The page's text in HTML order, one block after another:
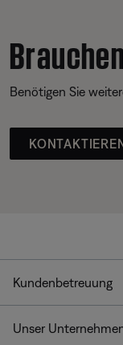
Benötigen Sie
Kundenbetreuung
Unser